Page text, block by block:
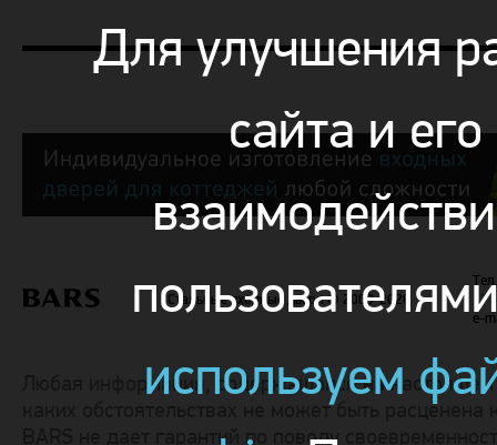
Стальные входные двери© 2000-2026
e-
Любая информация, содержащаяся на
каких обстоятельствах не может быть
BARS не дает гарантий по поводу
Для улучшения
сайта и его
используем